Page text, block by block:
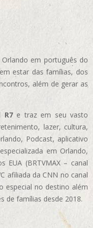
em português do
estar das famílias, dos
além de gerar as
R7e traz em seu vasto
lazer, cultura,
Podcast, aplicativo
em Orlando,
EUA (BRTVMAX – canal
afiliada da CNN no canal
especial no destino além
de famílias desde 2018.